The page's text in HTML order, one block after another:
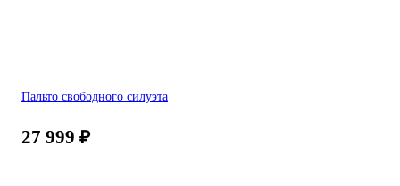
Пальто свободного силуэта
27 999 ₽